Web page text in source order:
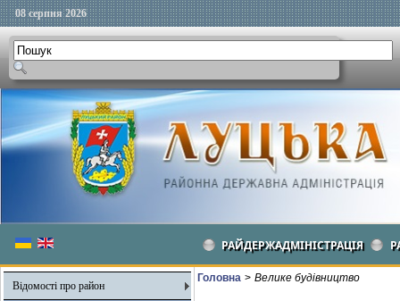
08 серпня 2026
РАЙДЕРЖАДМІНІСТРАЦІЯ
Відомості про район
Головна > Велике будівництво